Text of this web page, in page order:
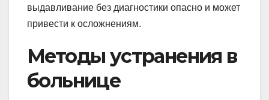
выдавливание без диагностики опасно и может
привести к осложнениям.
Методы устранения в
больнице